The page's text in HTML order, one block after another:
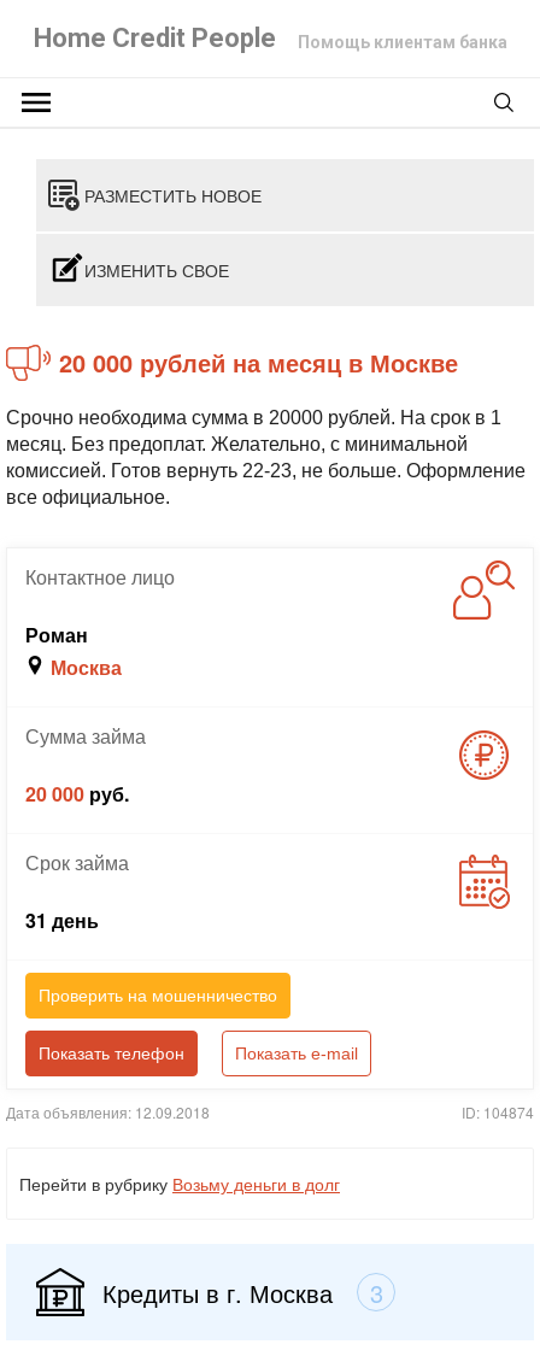
Home Credit People Помощь клиентам банка
РАЗМЕСТИТЬ НОВОЕ
ИЗМЕНИТЬ СВОЕ
20 000 рублей на месяц в Москве
Срочно необходима сумма в 20000 рублей. На срок в 1
месяц. Без предоплат. Желательно, с минимальной
комиссией. Готов вернуть 22-23, не больше. Оформление
все официальное.
Контактноелицо
Роман
Москва
Суммазайма
20 000 руб.
Срокзайма
31 день
Проверить на мошенничество
Показать телефон Показать e-mail
Дата объявления: 12.09.2018 ID: 104874
Перейти в рубрику Возьму деньги в долг
Кредиты в г. Москва 3